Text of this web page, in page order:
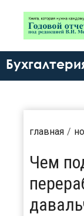
главная
Чем